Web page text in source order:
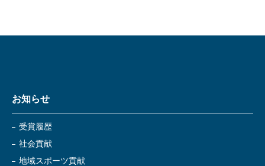
お知らせ
受賞履歴
社会貢献
地域スポーツ貢献